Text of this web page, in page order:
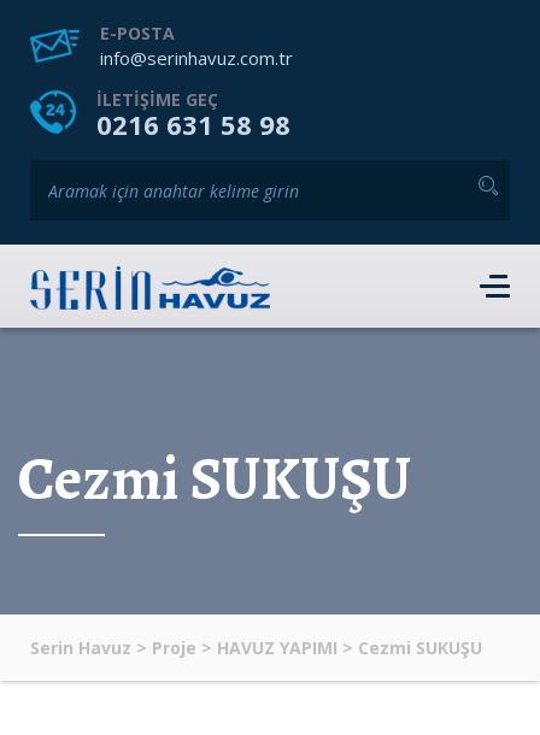
ANASAYFA
GALERI HABERLER
E-POSTA
info@serinhavuz.com.tr
ILETIŞIME GEÇ
0216 631 58 98
Cezmi SUKUŞU
Serin Havuz > Proje > HAVUZ YAPIMI > Cezmi SUKUŞU